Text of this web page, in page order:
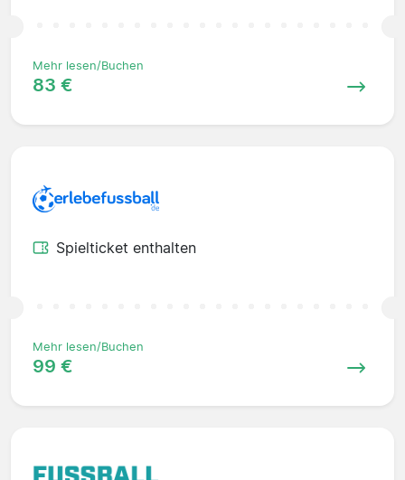
Mehr lesen/Buchen
83 €
Spielticket enthalten
Mehr lesen/Buchen
99 €